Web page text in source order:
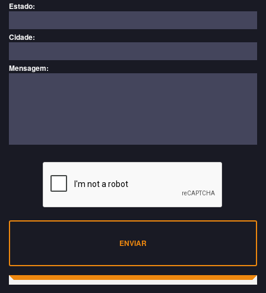
Estado:
Cidade:
Mensagem:
ENVIAR